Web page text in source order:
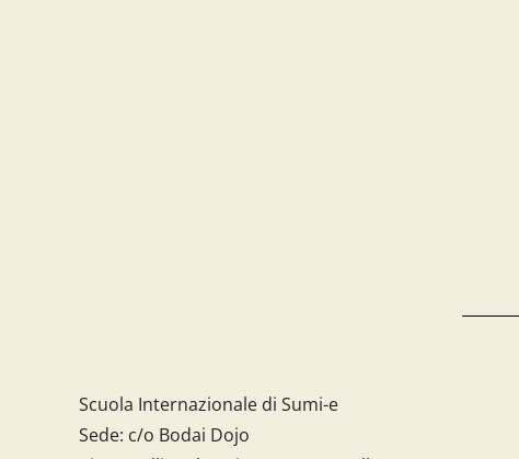
Scuola Internazionale di Sumi-e
Sede: c/o Bodai Dojo